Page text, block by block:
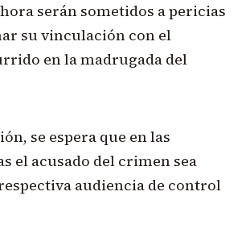
serán sometidos a pericias
su vinculación con el
en la madrugada del
se espera que en las
el acusado del crimen sea
audiencia de control